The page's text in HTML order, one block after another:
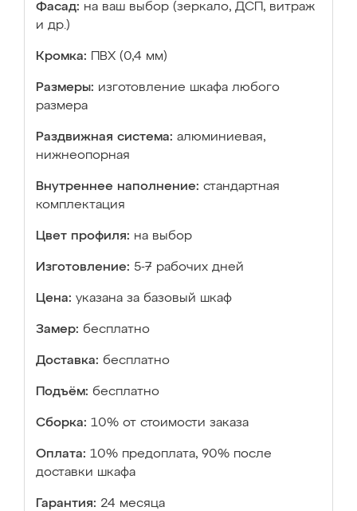
Фасад: на ваш выбор (зеркало, ДСП, витраж
и др.)
Кромка: ПВХ (0,4 мм)
Размеры: изготовление шкафа любого
размера
Раздвижная система: алюминиевая,
нижнеопорная
Внутреннее наполнение: стандартная
комплектация
Цвет профиля: на выбор
Изготовление: 5-7 рабочих дней
Цена: указана за базовый шкаф
Замер: бесплатно
Доставка: бесплатно
Подъём: бесплатно
Сборка: 10% от стоимости заказа
Оплата: 10% предоплата, 90% после
доставки шкафа
Гарантия: 24 месяца